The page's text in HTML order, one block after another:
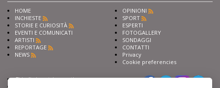
HOME
INCHIESTE
STORIE E CURIOSITÀ
EVENTI E COMUNICATI
ARTISTI
REPORTAGE
NEWS
OPINIONI
SPORT
ESPERTI
FOTOGALLERY
SONDAGGI
CONTATTI
Privacy
Cookie preferencies
Chiedi ai nostri esperti